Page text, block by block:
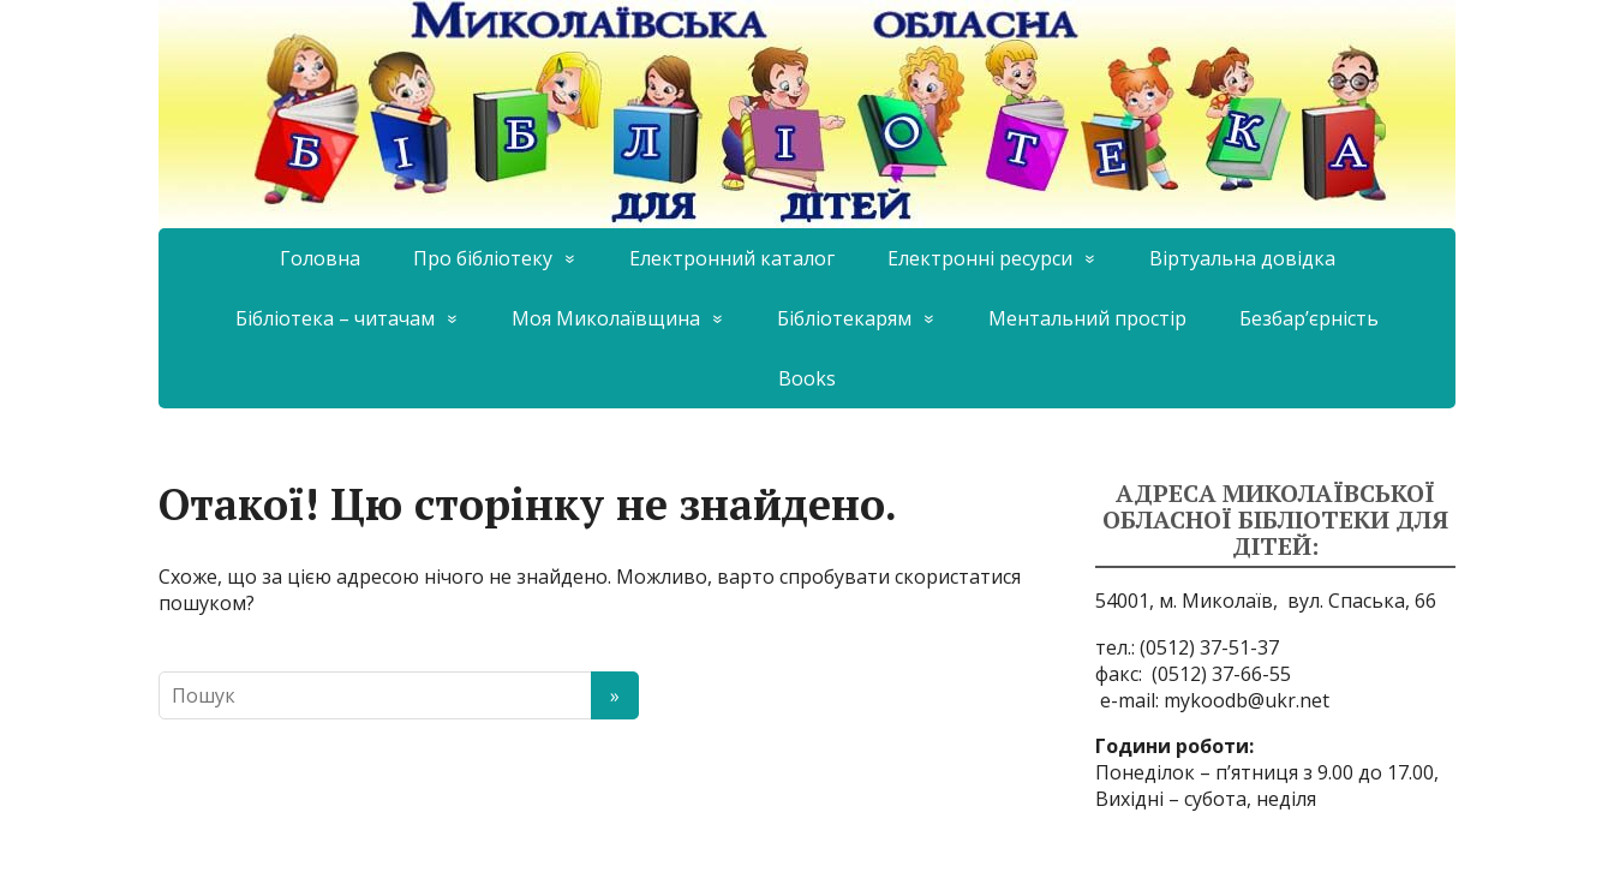
Головна Про бібліотеку Електронний каталог Електронні ресурси Віртуальна довідка
Бібліотека – читачам Моя Миколаївщина Бібліотекарям Ментальний простір Безбар’єрність
Books
Отакої! Цю сторінку не знайдено.
Схоже, що за цією адресою нічого не знайдено. Можливо, варто спробувати скористатися
пошуком?
АДРЕСА МИКОЛАЇВСЬКОЇ
ОБЛАСНОЇ БІБЛІОТЕКИ ДЛЯ
ДІТЕЙ:
54001, м. Миколаїв, вул. Спаська, 66
тел.: (0512) 37-51-37
факс: (0512) 37-66-55
e-mail: mykoodb@ukr.net
Години роботи:
Понеділок – п’ятниця з 9.00 до 17.00,
Вихідні – субота, неділя